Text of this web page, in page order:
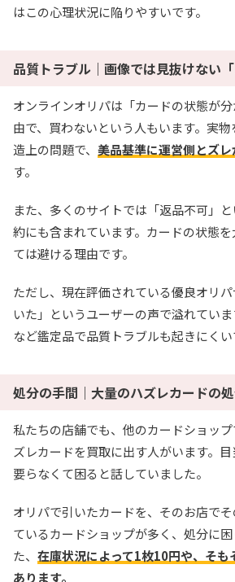
はこの心理状況に陥りやすいです。
品質トラブル｜画像では見抜けない
オンラインオリパは「カードの状態が
由で、買わないという人もいます。実
造上の問題で、 美品基準に運営側とズ
す。
また、多くのサイトでは「返品不可」
約にも含まれています。カードの状態
ては避ける理由です。
ただし、現在評価されている優良オリ
いた」というユーザーの声で溢れてい
など鑑定品で品質トラブルも起きにくい
処分の手間｜大量のハズレカードの
私たちの店舗でも、他のカードショッ
ズレカードを買取に出す人がいます。
要らなくて困ると話していました。
オリパで引いたカードを、そのお店で
ているカードショップが多く、処分に
た、 在庫状況によって1枚10円や、そも
あります。